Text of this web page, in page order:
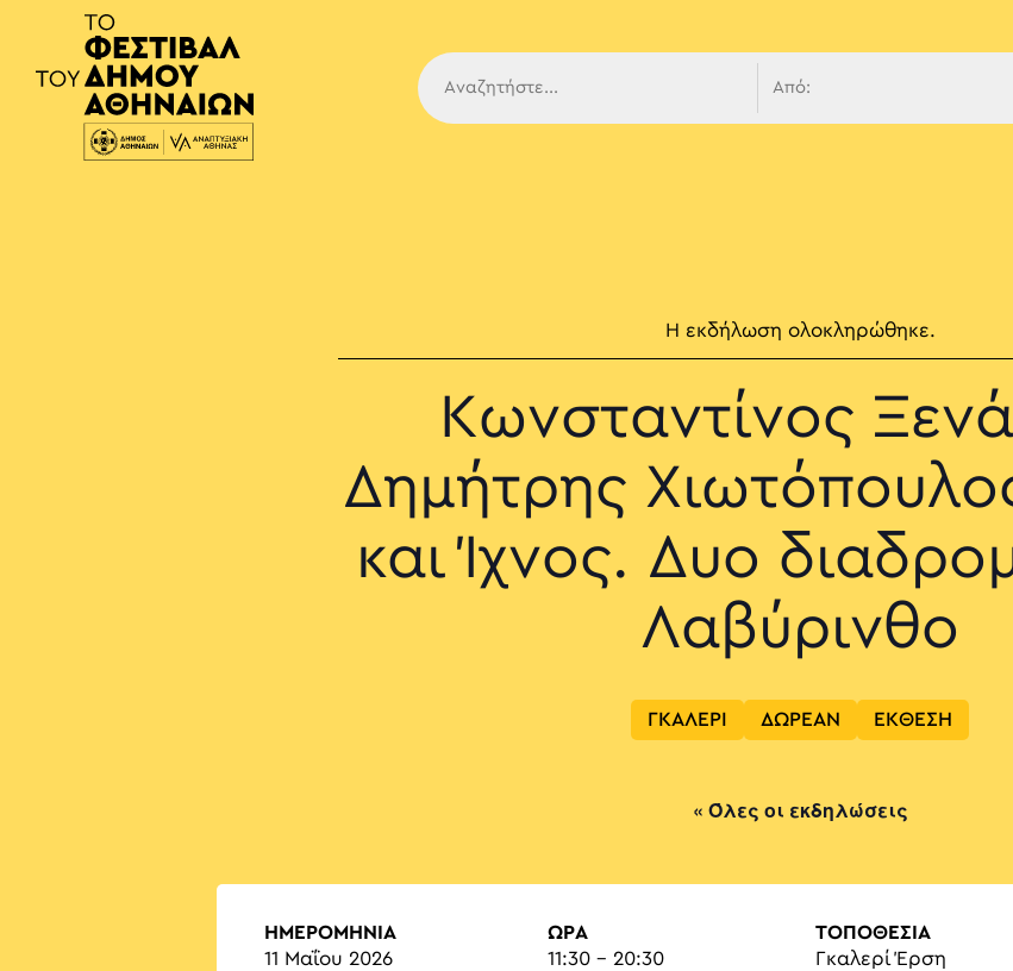
Κύρια
Η εκδήλωση ολοκληρώθηκε.
Κωνσταντίνος
Δημήτρης
και Ίχνος. Δυο
Λαβύρινθο
ΓΚΑΛΕΡΙ ΔΩΡΕΑΝ ΕΚΘΕΣΗ
« Όλες οι εκδηλώσεις
ΗΜΕΡΟΜΗΝΙΑ
11 Μαΐου 2026
ΏΡΑ
11:30 - 20:30
ΤΟΠΟΘΕΣΙΑ
Γκαλερί Έρση